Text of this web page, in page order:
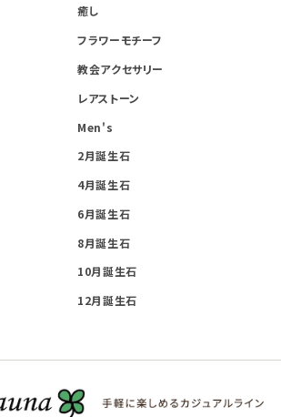
癒し
フラワーモチーフ
教会アクセサリー
レアストーン
Men's
2月誕生石
4月誕生石
6月誕生石
8月誕生石
10月誕生石
12月誕生石